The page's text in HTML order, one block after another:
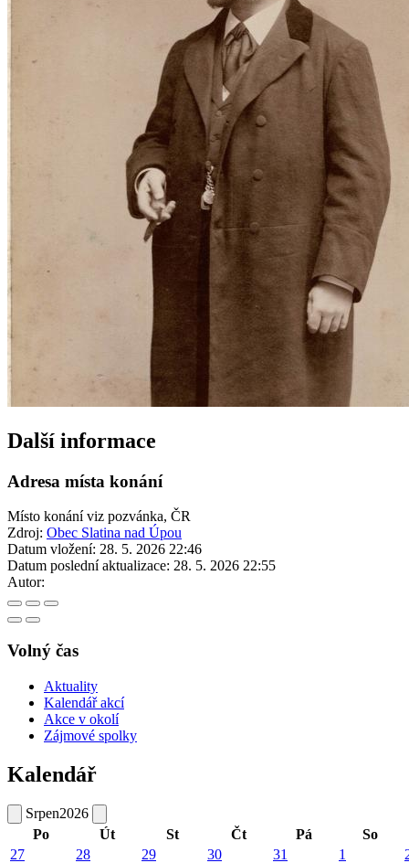
Další informace
Adresa místa konání
Místo konání viz pozvánka, ČR
Zdroj: Obec Slatina nad Úpou
Datum vložení: 28. 5. 2026 22:46
Datum poslední aktualizace: 28. 5. 2026 22:55
Autor:
Volný čas
Aktuality
Kalendář akcí
Akce v okolí
Zájmové spolky
Kalendář
Srpen2026
Po
Út St Čt Pá
So
27
28 29 30 31 1